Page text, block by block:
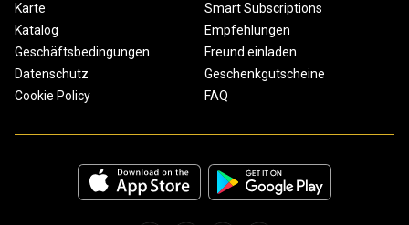
Karte
Katalog
Geschäftsbedingungen
Datenschutz
Cookie Policy
Smart Subscriptions
Empfehlungen
Freund einladen
Geschenkgutscheine
FAQ